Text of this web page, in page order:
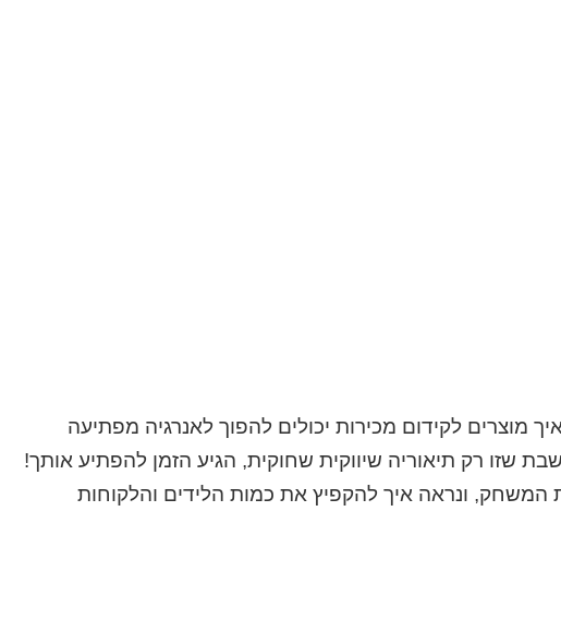
מוצרים לקידום מכירות יכולים להפוך לאנרגיה מפתיעה
שזו רק תיאוריה שיווקית שחוקית, הגיע הזמן להפתיע אותך!
ונראה איך להקפיץ את כמות הלידים והלקוחות